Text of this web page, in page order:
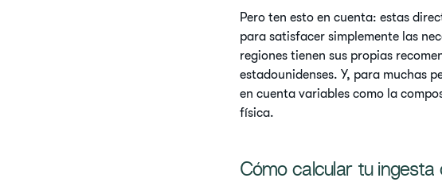
Pero ten esto en cuenta: estas
para satisfacer simplemente las
regiones tienen sus propias
estadounidenses. Y, para muchas
en cuenta variables como la
física.
Cómo calcular tu ingesta